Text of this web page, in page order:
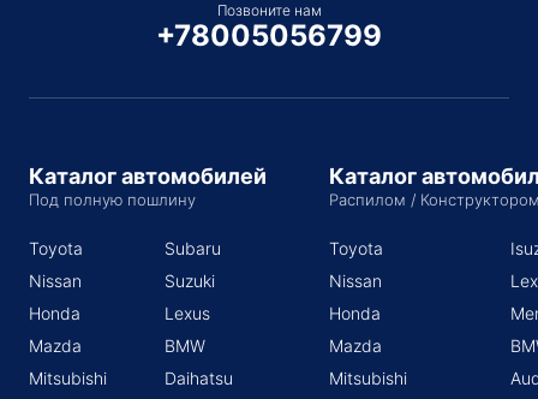
Позвоните нам
+78005056799
Каталог автомобилей
Под полную пошлину
Toyota
Nissan
Honda
Mazda
Mitsubishi
Subaru
Suzuki
Lexus
BMW
Daihatsu
Каталог
Распилом /
Toyota
Nissan
Honda
Mazda
Mitsubishi